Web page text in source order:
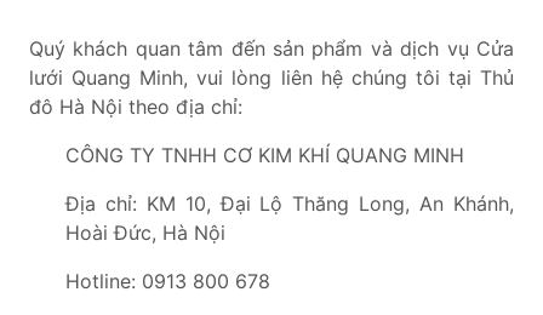
Quý khách quan tâm đến sản phẩm và dịch vụ Cửa
lưới Quang Minh, vui lòng liên hệ chúng tôi tại Thủ
đô Hà Nội theo địa chỉ:
CÔNG TY TNHH CƠ KIM KHÍ QUANG MINH
Địa chỉ: KM 10, Đại Lộ Thăng Long, An Khánh,
Hoài Đức, Hà Nội
Hotline: 0913 800 678